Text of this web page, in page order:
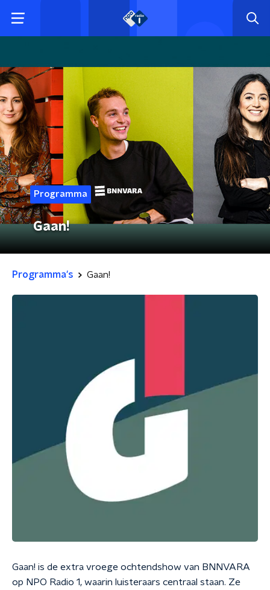
Programma
Gaan!
Programma's Gaan!
Gaan! is de extra vroege ochtendshow van BNNVARA
op NPO Radio 1, waarin luisteraars centraal staan. Ze